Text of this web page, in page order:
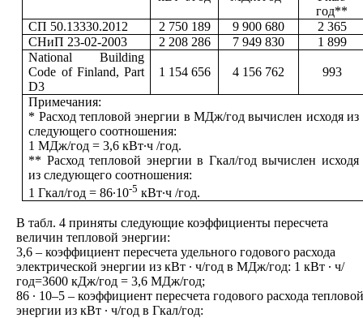
год**
СП 50.13330.2012
2 750 189 9 900 680
2 365
СНиП 23-02-2003
2 208 286 7 949 830
1 899
National Building
Code of Finland, Part
D3
1 154 656 4 156 762 993
Примечания:
* Расход тепловой энергии в МДж/год вычислен исходя из
следующего соотношения:
1 МДж/год = 3,6 кВт∙ч /год.
** Расход тепловой энергии в Гкал/год вычислен исходя
из следующего соотношения:
1 Гкал/год = 86∙10-5 кВт∙ч /год.
В табл. 4 приняты следующие коэффициенты пересчета
величин тепловой энергии:
3,6 – коэффициент пересчета удельного годового расхода
электрической энергии из кВт ∙ ч/год в МДж/год: 1 кВт ∙ ч/
год=3600 кДж/год = 3,6 МДж/год;
86 ∙ 10–5 – коэффициент пересчета годового расхода тепловой
энергии из кВт ∙ ч/год в Гкал/год: